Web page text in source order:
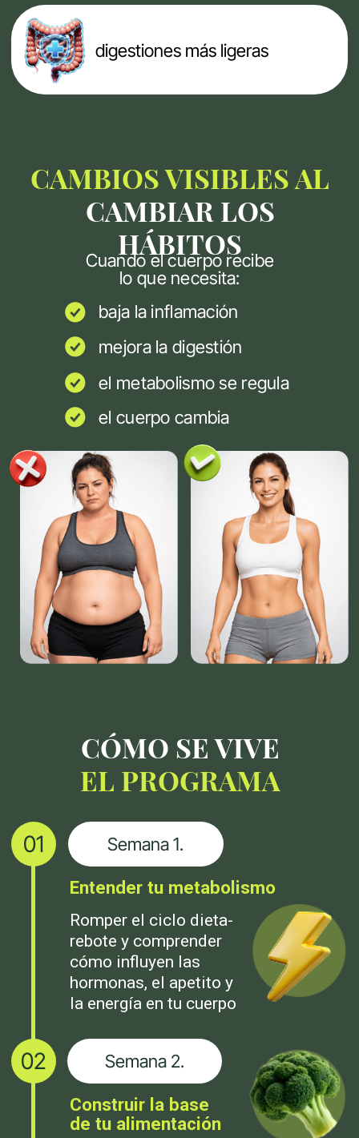
NO LO HARÁS SOLA
Materiales
disponibles en
la plataforma
grabaciones
Comunidad en el chat
(modalidad Premium)
Resolución de dudas
Sorteo de regalos
entre quienes
completen el
maratón
VIVE SÚPER CUERPO
Más que experta en nutrición
Quintana, nutricionista especializada en
salud metabólica y nutrición femenina.
PALOMA QUINTANA
Acompaña a mujeres